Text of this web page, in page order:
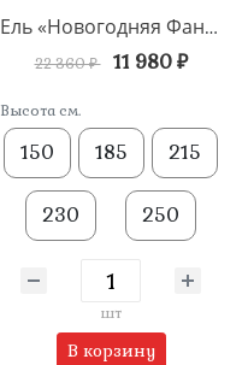
Ель «Новогодняя Фантазия» напольная
22 360 ₽ 11 980 ₽
Высота см.
150 185 215
230 250
шт
В корзину